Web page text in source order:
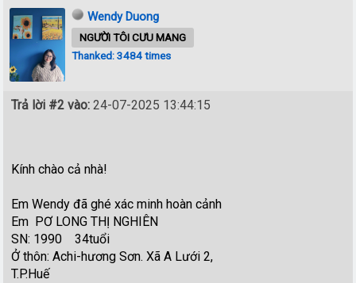
Wendy Duong
NGƯỜI TÔI CƯU MANG
Thanked: 3484 times
Trả lời #2 vào: 24-07-2025 13:44:15
Kính chào cả nhà!
Em Wendy đã ghé xác minh hoàn cảnh
Em PƠ LONG THỊ NGHIÊN
SN: 1990 34tuổi
Ở thôn: Achi-hương Sơn. Xã A Lưới 2,
T.P.Huế